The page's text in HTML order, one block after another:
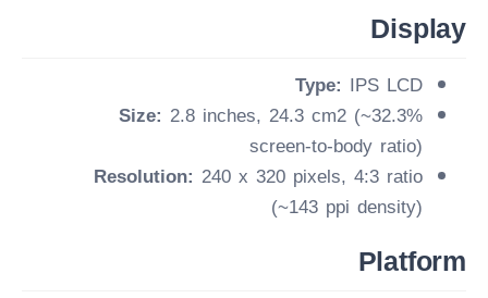
Display
Type: IPS LCD
Size: 2.8 inches, 24.3 cm2 (~32.3%
screen-to-body ratio)
Resolution: 240 x 320 pixels, 4:3 ratio
(~143 ppi density)
Platform